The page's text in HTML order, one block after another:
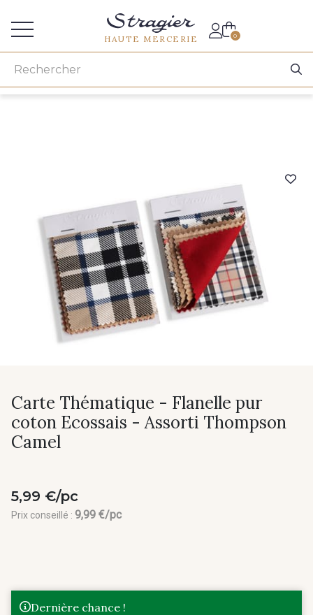
HAUTE MERCERIE 0
Carte Thématique - Flanelle pur
coton Ecossais - Assorti Thompson
Camel
5,99 €/pc
Prix conseillé : 9,99 €/pc
Dernière chance !